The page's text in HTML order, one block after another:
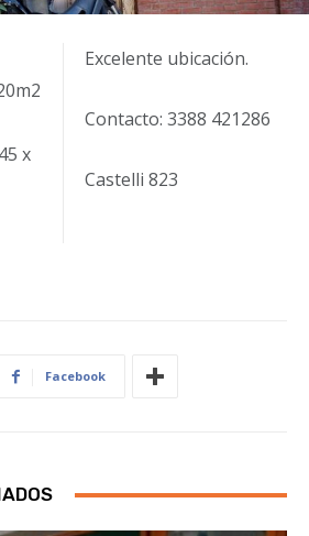
x
Excelente ubicación.
Contacto: 3388 421286
Castelli 823
Facebook